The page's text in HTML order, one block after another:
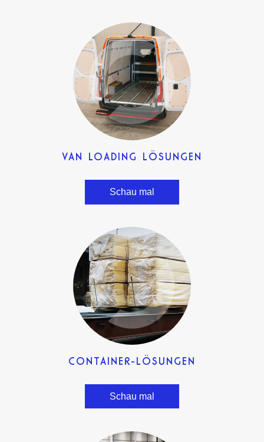
VAN LOADING LÖSUNGEN
Schau mal
CONTAINER-LÖSUNGEN
Schau mal